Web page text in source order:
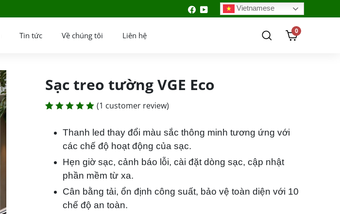
Vietnamese
Tin tức Về chúng tôi Liên hệ
0
Sạc treo tường VGE Eco
5.00out
customer
rating
(1 customer review)
Thanh led thay đổi màu sắc thông minh tương ứng với
các chế độ hoạt động của sạc.
Hẹn giờ sạc, cảnh báo lỗi, cài đặt dòng sạc, cập nhật
phần mềm từ xa.
Cân bằng tải, ổn định công suất, bảo vệ toàn diện với 10
chế độ an toàn.